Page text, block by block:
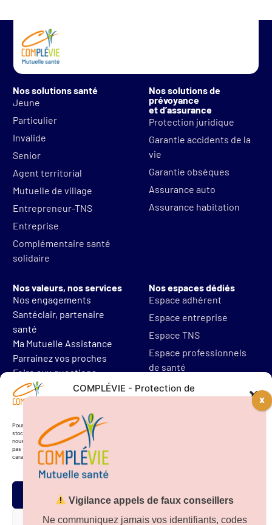
COMPLÉVIE - Protection de
Pour offrir les meilleures expériences, nous utilisons des technologies telles que les cookies pour
stocker et/ou accéder aux informations des appareils. Le fait de consentir à ces technologies
nous permettra de traiter des données telles que le comportement de navigation. Le fait de ne
pas consentir ou de retirer son consentement peut avoir un effet négatif sur certaines
caractéristiques et fonctions.
Accepter
Refuser
Nos solutions santé
Jeune
Particulier
Invalide
Senior
Agent territorial
Mutuelle de village
Entrepreneur-TNS
Entreprise
Complémentaire santé
solidaire
Nos solutions de
prévoyance
et d’assurance
Protection juridique
Garantie accidents de la
vie
Garantie obsèques
Assurance auto
Assurance habitation
Nos valeurs, nos services
Nos engagements
Santéclair, partenaire
santé
Ma Mutuelle Assistance
Parrainez vos proches
Foire aux questions
Nos espaces dédiés
Espace adhérent
Espace entreprise
Espace TNS
Espace professionnels
de santé
Mentions légales
Protections des données
Téléchargez notre
application sur
Vigilance appels de faux conseillers
Ne communiquez jamais vos identifiants, codes